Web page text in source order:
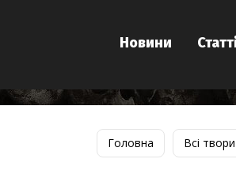
Новини
Головна Всі твори